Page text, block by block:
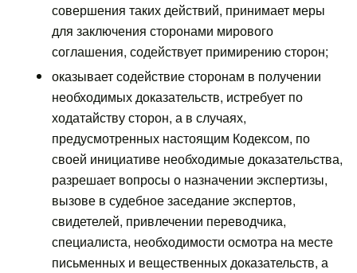
совершения таких действий, принимает меры
для заключения сторонами мирового
соглашения, содействует примирению сторон;
оказывает содействие сторонам в получении
необходимых доказательств, истребует по
ходатайству сторон, а в случаях,
предусмотренных настоящим Кодексом, по
своей инициативе необходимые доказательства,
разрешает вопросы о назначении экспертизы,
вызове в судебное заседание экспертов,
свидетелей, привлечении переводчика,
специалиста, необходимости осмотра на месте
письменных и вещественных доказательств, а